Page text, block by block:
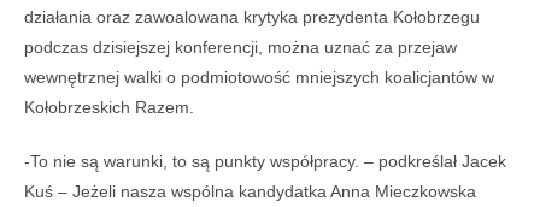
działania oraz zawoalowana krytyka prezydenta Kołobrzegu
podczas dzisiejszej konferencji, można uznać za przejaw
wewnętrznej walki o podmiotowość mniejszych koalicjantów w
Kołobrzeskich Razem.
-To nie są warunki, to są punkty współpracy. – podkreślał Jacek
Kuś – Jeżeli nasza wspólna kandydatka Anna Mieczkowska